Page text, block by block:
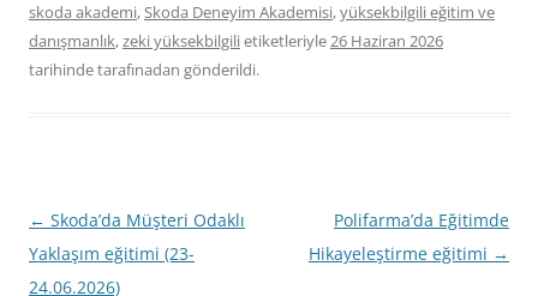
skoda akademi,Skoda Deneyim Akademisi,yüksekbilgili eğitim ve
danışmanlık,zeki yüksekbilgilietiketleriyle26 Haziran 2026
tarihindetarafınadan gönderildi.
Yazı
dolaşımı
← Skoda’da Müşteri Odaklı
Yaklaşım eğitimi (23-
24.06.2026)
Polifarma’da Eğitimde
Hikayeleştirme eğitimi →